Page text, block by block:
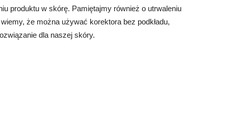
produktu w skórę. Pamiętajmy również o utrwaleniu
że można używać korektora bez podkładu,
dla naszej skóry.